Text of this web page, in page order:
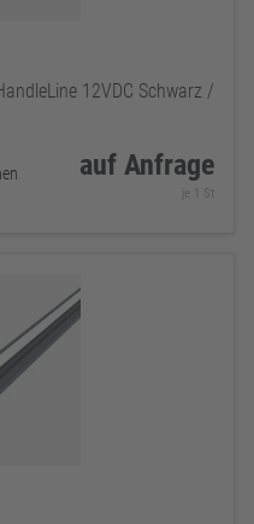
12VDC Schwarz /
auf Anfrage
je 1 St